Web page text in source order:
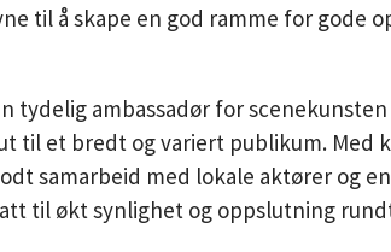
til å skape en god ramme for gode
tydelig ambassadør for
til et bredt og variert publikum. Med
samarbeid med lokale aktører og
til økt synlighet og oppslutning